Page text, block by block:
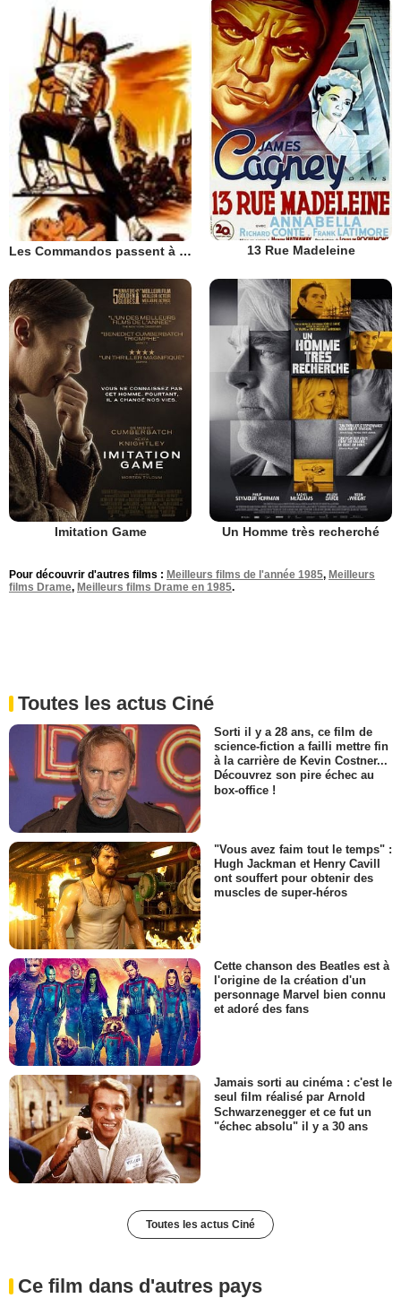
Les Commandos passent à l'attaque 13 Rue Madeleine
Imitation Game Un Homme très recherché
Pour découvrir d'autres films : Meilleurs films de l'année 1985, Meilleurs
films Drame, Meilleurs films Drame en 1985.
Toutes les actus Ciné
Sorti il y a 28 ans, ce film de
science-fiction a failli mettre fin
à la carrière de Kevin Costner...
Découvrez son pire échec au
box-office !
"Vous avez faim tout le temps" :
Hugh Jackman et Henry Cavill
ont souffert pour obtenir des
muscles de super-héros
Cette chanson des Beatles est à
l'origine de la création d'un
personnage Marvel bien connu
et adoré des fans
Jamais sorti au cinéma : c'est le
seul film réalisé par Arnold
Schwarzenegger et ce fut un
"échec absolu" il y a 30 ans
Toutes les actus Ciné
Ce film dans d'autres pays